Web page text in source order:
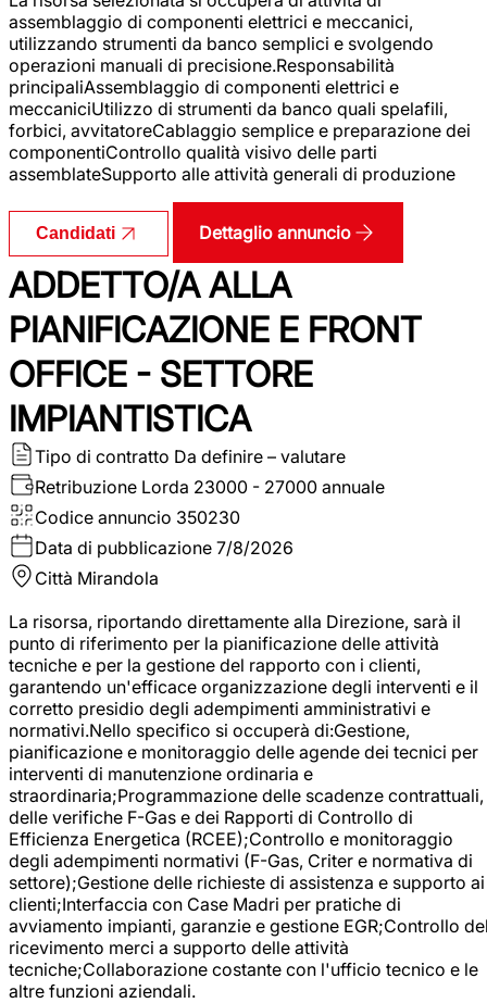
assemblaggio di componenti elettrici e meccanici,
utilizzando strumenti da banco semplici e svolgendo
operazioni manuali di precisione.Responsabilità
principaliAssemblaggio di componenti elettrici e
meccaniciUtilizzo di strumenti da banco quali spelafili,
forbici, avvitatoreCablaggio semplice e preparazione dei
componentiControllo qualità visivo delle parti
assemblateSupporto alle attività generali di produzione
Candidati Dettaglio annuncio
ADDETTO/A ALLA
PIANIFICAZIONE E FRONT
OFFICE - SETTORE
IMPIANTISTICA
Tipo di contratto Da definire – valutare
Retribuzione Lorda 23000 - 27000 annuale
Codice annuncio 350230
Data di pubblicazione 7/8/2026
Città Mirandola
La risorsa, riportando direttamente alla Direzione, sarà il
punto di riferimento per la pianificazione delle attività
tecniche e per la gestione del rapporto con i clienti,
garantendo un'efficace organizzazione degli interventi e il
corretto presidio degli adempimenti amministrativi e
normativi.Nello specifico si occuperà di:Gestione,
pianificazione e monitoraggio delle agende dei tecnici per
interventi di manutenzione ordinaria e
straordinaria;Programmazione delle scadenze contrattuali,
delle verifiche F-Gas e dei Rapporti di Controllo di
Efficienza Energetica (RCEE);Controllo e monitoraggio
degli adempimenti normativi (F-Gas, Criter e normativa di
settore);Gestione delle richieste di assistenza e supporto ai
clienti;Interfaccia con Case Madri per pratiche di
avviamento impianti, garanzie e gestione EGR;Controllo
ricevimento merci a supporto delle attività
tecniche;Collaborazione costante con l'ufficio tecnico e le
altre funzioni aziendali.